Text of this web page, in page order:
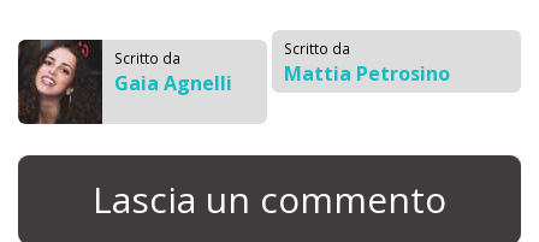
Scritto da
Gaia Agnelli
Scritto da
Mattia Petrosino
Lascia un commento